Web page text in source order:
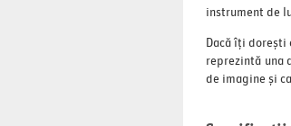
instrument de
Dacă îți dorești
reprezintă
de imagine și